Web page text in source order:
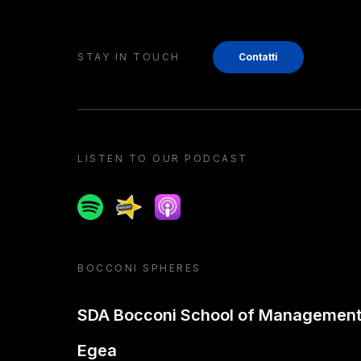
STAY IN TOUCH Contatti
LISTEN TO OUR PODCAST
SpotifySpreakerApple podcast
BOCCONI SPHERES
SDA Bocconi School of Management
Egea